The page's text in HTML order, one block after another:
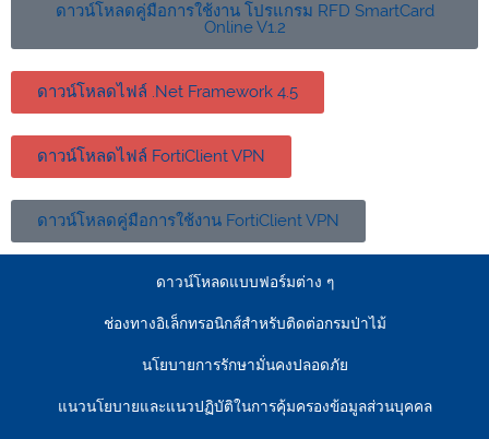
ดาวน์โหลดคู่มือการใช้งาน โปรแกรม RFD SmartCard
Online V1.2
ดาวน์โหลดไฟล์ .Net Framework 4.5
ดาวน์โหลดไฟล์ FortiClient VPN
ดาวน์โหลดคู่มือการใช้งาน FortiClient VPN
ดาวน์โหลดแบบฟอร์มต่าง ๆ
ช่องทางอิเล็กทรอนิกส์สำหรับติดต่อกรมป่าไม้
นโยบายการรักษามั่นคงปลอดภัย
แนวนโยบายและแนวปฏิบัติในการคุ้มครองข้อมูลส่วนบุคคล